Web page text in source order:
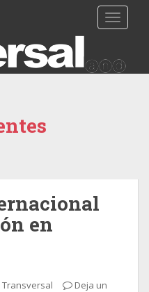
en
Deja un